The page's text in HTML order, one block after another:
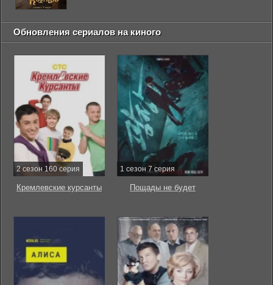
Обновления сериалов на киного
2 сезон 160 серия
Кремлевские курсанты
1 сезон 7 серия
Пощады не будет